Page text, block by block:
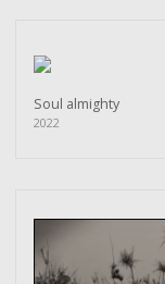
Soul almighty
2022